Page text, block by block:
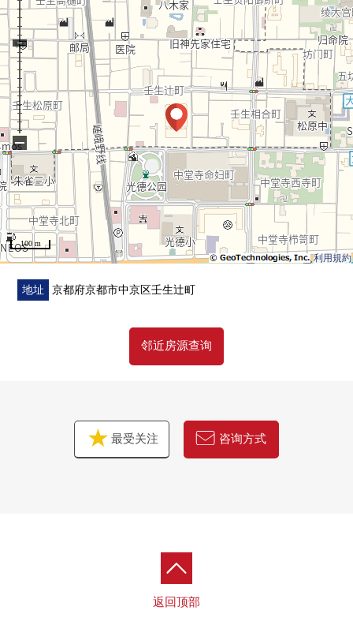
◯Fresco五条壬生川商店约630m
◯7-Eleven京都壬生辻町商店约140m
◯Welcia鸭预先京都五条店约300m
◯光德公园约180m
◯京都市立朱雀第3小学约510m
◯京都市立松原中学约640m
利用規約
100 m
−
地址 京都府京都市中京区壬生辻町
邻近房源查询
最受关注 咨询方式
返回顶部